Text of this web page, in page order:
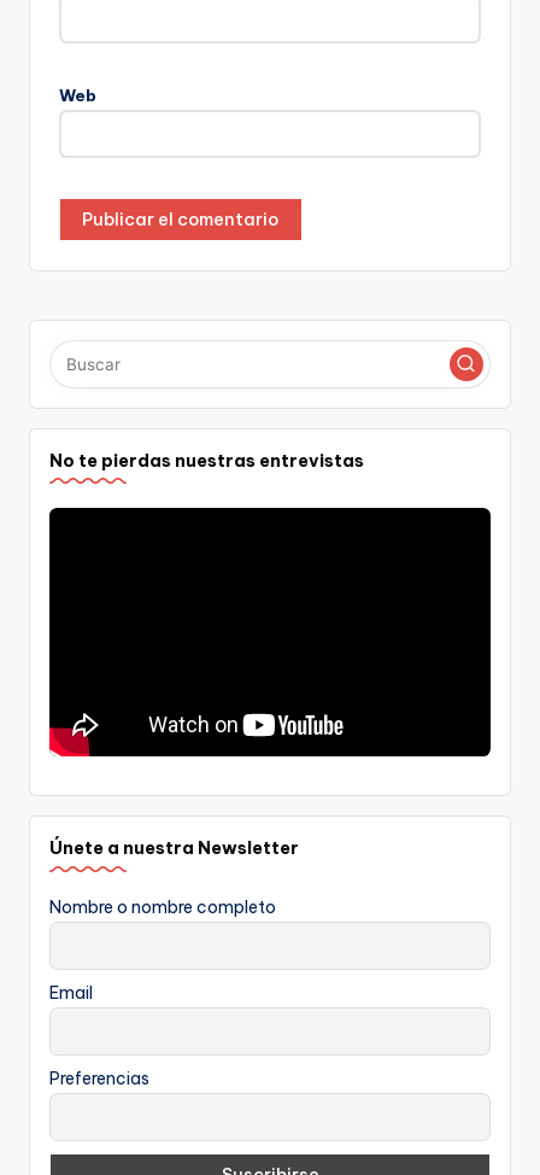
Web
No te pierdas nuestras entrevistas
Únete a nuestra Newsletter
Nombre o nombre completo
Email
Preferencias